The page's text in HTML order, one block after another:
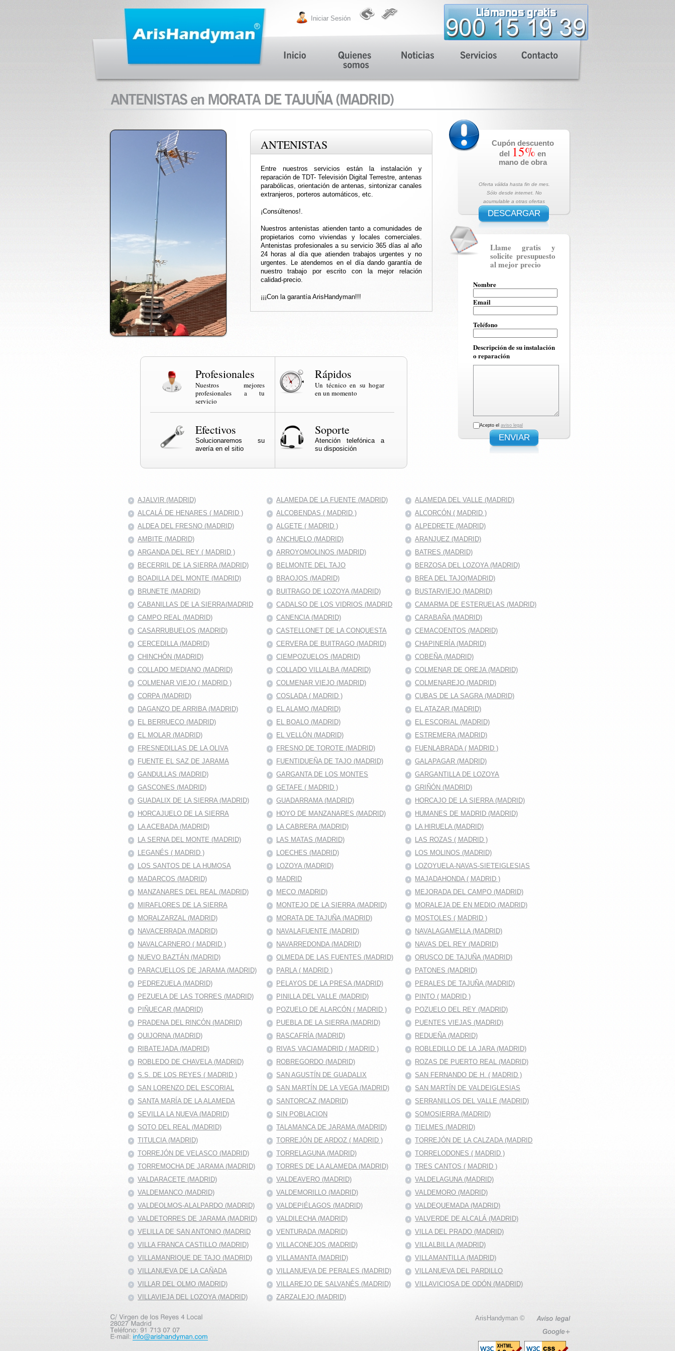
Iniciar Sesión
ANTENISTAS
Entre nuestros servicios están la instalación y
reparación de TDT- Televisión Digital Terrestre, antenas
parabólicas, orientación de antenas, sintonizar canales
extranjeros, porteros automáticos, etc.
¡Consúltenos!.
Nuestros antenistas atienden tanto a comunidades de
propietarios como viviendas y locales comerciales.
Antenistas profesionales a su servicio 365 días al año
24 horas al día que atienden trabajos urgentes y no
urgentes. Le atendemos en el día dando garantía de
nuestro trabajo por escrito con la mejor relación
calidad-precio.
¡¡¡Con la garantía ArisHandyman!!!
Profesionales
Nuestros mejores
profesionales a tu
servicio
Rápidos
Un técnico en su hogar
en un momento
Efectivos
Solucionaremos su
avería en el sitio
Soporte
Atención telefónica a
su disposición
Cupón descuento
del 15% en
mano de obra
Oferta válida hasta fin de mes.
Sólo desde internet. No
acumulable a otras ofertas
DESCARGAR
Llame gratis y
solicite presupuesto
al mejor precio
Nombre
Email
Teléfono
Descripción de su instalación
o reparación
Acepto el aviso legal
ENVIAR
AJALVIR (MADRID) ALAMEDA DE LA FUENTE (MADRID)
ALAMEDA DEL VALLE (MADRID)
ALCALÁ DE HENARES ( MADRID )
ALCOBENDAS ( MADRID )
ALCORCÓN ( MADRID )
ALDEA DEL FRESNO (MADRID)
ALGETE ( MADRID )
ALPEDRETE (MADRID)
AMBITE (MADRID)
ANCHUELO (MADRID)
ARANJUEZ (MADRID)
ARGANDA DEL REY ( MADRID )
ARROYOMOLINOS (MADRID)
BATRES (MADRID)
BECERRIL DE LA SIERRA (MADRID)
BELMONTE DEL TAJO
BERZOSA DEL LOZOYA (MADRID)
BOADILLA DEL MONTE (MADRID)
BRAOJOS (MADRID)
BREA DEL TAJO(MADRID)
BRUNETE (MADRID)
BUITRAGO DE LOZOYA (MADRID)
BUSTARVIEJO (MADRID)
CABANILLAS DE LA SIERRA(MADRID
CADALSO DE LOS VIDRIOS (MADRID
CAMARMA DE ESTERUELAS (MADRID)
CAMPO REAL (MADRID)
CANENCIA (MADRID)
CARABAÑA (MADRID)
CASARRUBUELOS (MADRID)
CASTELLONET DE LA CONQUESTA
CEMACOENTOS (MADRID)
CERCEDILLA (MADRID)
CERVERA DE BUITRAGO (MADRID)
CHAPINERÍA (MADRID)
CHINCHÓN (MADRID)
CIEMPOZUELOS (MADRID)
COBEÑA (MADRID)
COLLADO MEDIANO (MADRID)
COLLADO VILLALBA (MADRID)
COLMENAR DE OREJA (MADRID)
COLMENAR VIEJO ( MADRID )
COLMENAR VIEJO (MADRID)
COLMENAREJO (MADRID)
CORPA (MADRID)
COSLADA ( MADRID )
CUBAS DE LA SAGRA (MADRID)
DAGANZO DE ARRIBA (MADRID)
EL ALAMO (MADRID)
EL ATAZAR (MADRID)
EL BERRUECO (MADRID)
EL BOALO (MADRID)
EL ESCORIAL (MADRID)
EL MOLAR (MADRID)
EL VELLÓN (MADRID)
ESTREMERA (MADRID)
FRESNEDILLAS DE LA OLIVA
FRESNO DE TOROTE (MADRID)
FUENLABRADA ( MADRID )
FUENTE EL SAZ DE JARAMA
FUENTIDUEÑA DE TAJO (MADRID)
GALAPAGAR (MADRID)
GANDULLAS (MADRID)
GARGANTA DE LOS MONTES
GARGANTILLA DE LOZOYA
GASCONES (MADRID)
GETAFE ( MADRID )
GRIÑÓN (MADRID)
GUADALIX DE LA SIERRA (MADRID)
GUADARRAMA (MADRID)
HORCAJO DE LA SIERRA (MADRID)
HORCAJUELO DE LA SIERRA
HOYO DE MANZANARES (MADRID)
HUMANES DE MADRID (MADRID)
LA ACEBADA (MADRID)
LA CABRERA (MADRID)
LA HIRUELA (MADRID)
LA SERNA DEL MONTE (MADRID)
LAS MATAS (MADRID)
LAS ROZAS ( MADRID )
LEGANÉS ( MADRID )
LOECHES (MADRID)
LOS MOLINOS (MADRID)
LOS SANTOS DE LA HUMOSA
LOZOYA (MADRID)
LOZOYUELA-NAVAS-SIETEIGLESIAS
MADARCOS (MADRID)
MADRID
MAJADAHONDA ( MADRID )
MANZANARES DEL REAL (MADRID)
MECO (MADRID)
MEJORADA DEL CAMPO (MADRID)
MIRAFLORES DE LA SIERRA
MONTEJO DE LA SIERRA (MADRID)
MORALEJA DE EN MEDIO (MADRID)
MORALZARZAL (MADRID)
MORATA DE TAJUÑA (MADRID)
MOSTOLES ( MADRID )
NAVACERRADA (MADRID)
NAVALAFUENTE (MADRID)
NAVALAGAMELLA (MADRID)
NAVALCARNERO ( MADRID )
NAVARREDONDA (MADRID)
NAVAS DEL REY (MADRID)
NUEVO BAZTÁN (MADRID)
OLMEDA DE LAS FUENTES (MADRID)
ORUSCO DE TAJUÑA (MADRID)
PARACUELLOS DE JARAMA (MADRID)
PARLA ( MADRID )
PATONES (MADRID)
PEDREZUELA (MADRID)
PELAYOS DE LA PRESA (MADRID)
PERALES DE TAJUÑA (MADRID)
PEZUELA DE LAS TORRES (MADRID)
PINILLA DEL VALLE (MADRID)
PINTO ( MADRID )
PIÑUECAR (MADRID)
POZUELO DE ALARCÓN ( MADRID )
POZUELO DEL REY (MADRID)
PRADENA DEL RINCÓN (MADRID)
PUEBLA DE LA SIERRA (MADRID)
PUENTES VIEJAS (MADRID)
QUIJORNA (MADRID)
RASCAFRÍA (MADRID)
REDUEÑA (MADRID)
RIBATEJADA (MADRID)
RIVAS VACIAMADRID ( MADRID )
ROBLEDILLO DE LA JARA (MADRID)
ROBLEDO DE CHAVELA (MADRID)
ROBREGORDO (MADRID)
ROZAS DE PUERTO REAL (MADRID)
S.S. DE LOS REYES ( MADRID )
SAN AGUSTÍN DE GUADALIX
SAN FERNANDO DE H. ( MADRID )
SAN LORENZO DEL ESCORIAL
SAN MARTÍN DE LA VEGA (MADRID)
SAN MARTÍN DE VALDEIGLESIAS
SANTA MARÍA DE LA ALAMEDA
SANTORCAZ (MADRID)
SERRANILLOS DEL VALLE (MADRID)
SEVILLA LA NUEVA (MADRID)
SIN POBLACION
SOMOSIERRA (MADRID)
SOTO DEL REAL (MADRID)
TALAMANCA DE JARAMA (MADRID)
TIELMES (MADRID)
TITULCIA (MADRID)
TORREJÓN DE ARDOZ ( MADRID )
TORREJÓN DE LA CALZADA (MADRID
TORREJÓN DE VELASCO (MADRID)
TORRELAGUNA (MADRID)
TORRELODONES ( MADRID )
TORREMOCHA DE JARAMA (MADRID)
TORRES DE LA ALAMEDA (MADRID)
TRES CANTOS ( MADRID )
VALDARACETE (MADRID)
VALDEAVERO (MADRID)
VALDELAGUNA (MADRID)
VALDEMANCO (MADRID)
VALDEMORILLO (MADRID)
VALDEMORO (MADRID)
VALDEOLMOS-ALALPARDO (MADRID)
VALDEPIÉLAGOS (MADRID)
VALDEQUEMADA (MADRID)
VALDETORRES DE JARAMA (MADRID)
VALDILECHA (MADRID)
VALVERDE DE ALCALÁ (MADRID)
VELILLA DE SAN ANTONIO (MADRID
VENTURADA (MADRID)
VILLA DEL PRADO (MADRID)
VILLA FRANCA CASTILLO (MADRID)
VILLACONEJOS (MADRID)
VILLALBILLA (MADRID)
VILLAMANRIQUE DE TAJO (MADRID)
VILLAMANTA (MADRID)
VILLAMANTILLA (MADRID)
VILLANUEVA DE LA CAÑADA
VILLANUEVA DE PERALES (MADRID)
VILLANUEVA DEL PARDILLO
VILLAR DEL OLMO (MADRID)
VILLAREJO DE SALVANÉS (MADRID)
VILLAVICIOSA DE ODÓN (MADRID)
VILLAVIEJA DEL LOZOYA (MADRID)
ZARZALEJO (MADRID)
ArisHandyman ©